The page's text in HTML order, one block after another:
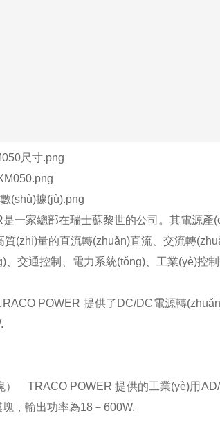
家總部在瑞士蘇黎世的公司。其電源產
(zhì)量的直流轉(zhuǎn)直流、交流轉
交通控制、電力系統(tǒng)、工業(yè)控制等
POWER 提供了DC/DC電源轉
POWER 提供的工業(yè)用AD/DC
，輸出功率為18－600W.